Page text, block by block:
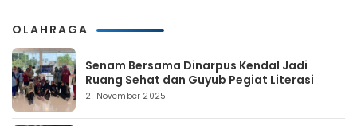
OLAHRAGA
Senam Bersama Dinarpus Kendal Jadi
Ruang Sehat dan Guyub Pegiat Literasi
21 November 2025